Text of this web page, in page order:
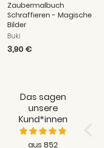
Zaubermalbuch
Schraffieren - Magische
Bilder
Buki
Normaler
3,90 €
Das sagen
unsere
Kund*innen
aus 852
Liebevoll verpackt,
schnell, Qualitativ,
total toll!
Ich habe noch nie ein
so liebevoll verpacktes